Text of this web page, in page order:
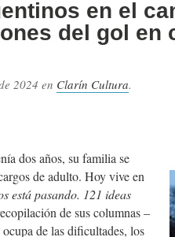
en el
del gol en
2024 en Clarín Cultura.
dos años, su familia se
de adulto. Hoy vive en
está pasando. 121 ideas
de sus columnas –
de las dificultades, los